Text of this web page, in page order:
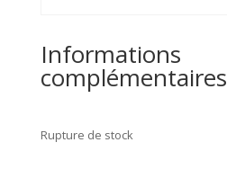
Informations
complémentaires
Rupture de stock